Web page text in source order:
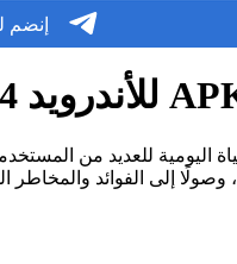
إنضم
اليومية للعديد من
إلى الفوائد والمخاطر